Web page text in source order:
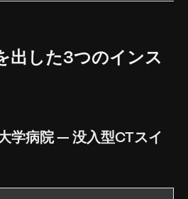
出した3つのインス
学病院 — 没入型CTスイ